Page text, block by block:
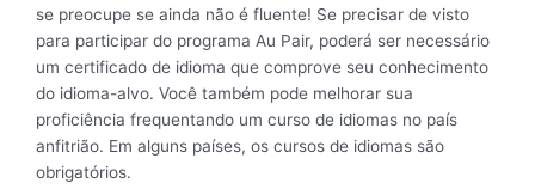
se preocupe se ainda não é fluente! Se precisar de visto
para participar do programa Au Pair, poderá ser necessário
um certificado de idioma que comprove seu conhecimento
do idioma-alvo. Você também pode melhorar sua
proficiência frequentando um curso de idiomas no país
anfitrião. Em alguns países, os cursos de idiomas são
obrigatórios.